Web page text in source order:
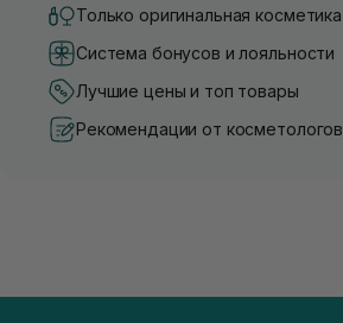
Только оригинальная косметика
Система бонусов и лояльности
Лучшие цены и топ товары
Рекомендации от косметологов